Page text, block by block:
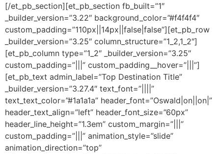
[/et_pb_section][et_pb_section fb_built=”1″
_builder_version=”3.22″ background_color=”#f4f4f4″
custom_padding=”110px||14px||false|false”][et_pb_row
_builder_version=”3.25″ column_structure=”1_2,1_2″]
[et_pb_column type=”1_2″ _builder_version=”3.25″
custom_padding=”|||” custom_padding__hover=”|||”]
[et_pb_text admin_label=”Top Destination Title”
_builder_version=”3.27.4″ text_font=”||||”
text_text_color=”#1a1a1a” header_font=”Oswald|on||on|”
header_text_align=”left” header_font_size=”60px”
header_line_height=”1.3em” custom_margin=”|||”
custom_padding=”|||” animation_style=”slide”
animation_direction=”top”